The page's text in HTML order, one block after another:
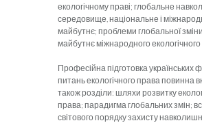
екологічному праві; глобальне
середовище, національне і
майбутнє; проблеми глобальної
майбутнє міжнародного
Професійна підготовка українських
питань екологічного права повинна
також розділи: шляхи розвитку
права; парадигма глобальних змін;
світового порядку захисту